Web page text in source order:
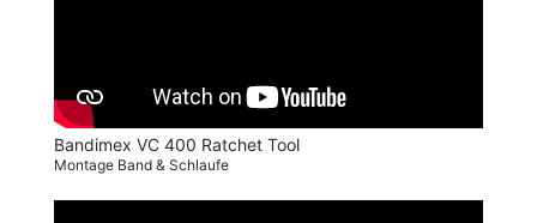
Bandimex VC 400 Ratchet Tool
Montage Band & Schlaufe